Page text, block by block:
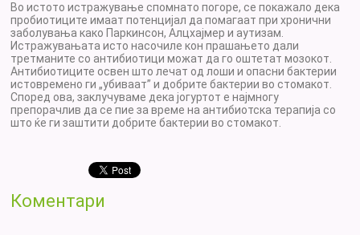
Во истото истражување спомнато погоре, се покажало дека
пробиотиците имаат потенцијал да помагаат при хронични
заболувања како Паркинсон, Алцхајмер и аутизам.
Истражувањата исто насочиле кон прашањето дали
третманите со антибиотици можат да го оштетат мозокот.
Антибиотиците освен што лечат од лоши и опасни бактерии
истовремено ги „убиваат” и добрите бактерии во стомакот.
Според ова, заклучуваме дека јогуртот е најмногу
препорачлив да се пие за време на антибиотска терапија со
што ќе ги заштити добрите бактерии во стомакот.
Коментари